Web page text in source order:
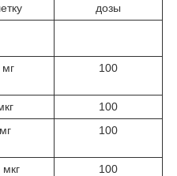
дозы
мг 100
100
100
100